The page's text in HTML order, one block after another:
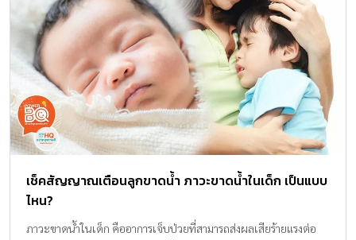
เช็คสัญญาณเตือนลูกขาดน้ำ ภาวะขาดน้ำในเด็ก เป็นแบบ
ไหน?
ภาวะขาดน้ำในเด็ก คืออาการเจ็บป่วยที่สามารถส่งผลเสียร้ายแรงต่อ